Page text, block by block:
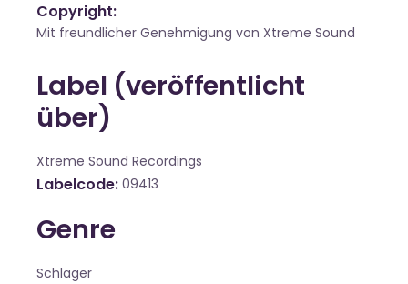
Copyright:
Mit freundlicher Genehmigung von Xtreme Sound
Label (veröffentlicht
über)
Xtreme Sound Recordings
Labelcode 09413
Genre
Schlager